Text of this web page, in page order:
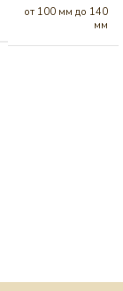
от 100 мм до 140
мм